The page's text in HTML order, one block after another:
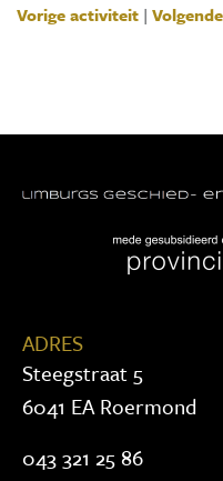
Vorige activiteit |
ADRES
Steegstraat 5
6041 EA Roermond
043 321 25 86